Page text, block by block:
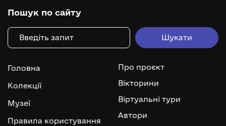
Пошук по сайту
Головна
Колекції
Музеї
Правила користування
Про проєкт
Вікторини
Віртуальні тури
Автори